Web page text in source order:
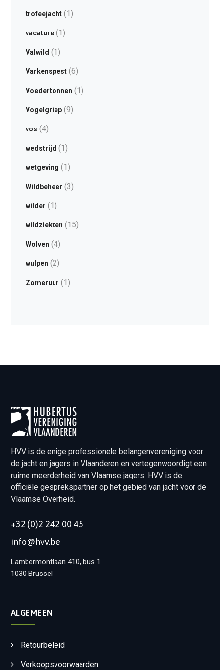
trofeejacht(1)
vacature(1)
Valwild (1)
Varkenspest(6)
Voedertonnen (1)
Vogelgriep(9)
vos (4)
wedstrijd (1)
wetgeving (1)
Wildbeheer (3)
wilder (1)
wildziekten (15)
Wolven (4)
wulpen (2)
Zomeruur (1)
HVV is de enige professionele belangenvereniging voor
de jacht en jagers in Vlaanderen en vertegenwoordigt een
ruime meerderheid van Vlaamse jagers. HVV is de
officiële gesprekspartner op het gebied van jacht voor de
Vlaamse Overheid.
+32 (0)2 242 00 45
info@hvv.be
Lambermontlaan 410, bus 1
1030 Brussel
ALGEMEEN
Retourbeleid
Verkoopsvoorwaarden